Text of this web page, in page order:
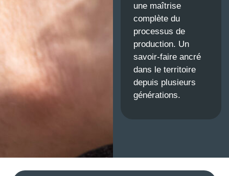
une maîtrise
complète du
processus de
production. Un
savoir-faire ancré
dans le territoire
depuis plusieurs
générations.